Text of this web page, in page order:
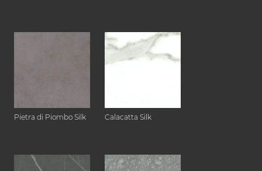
Pietra di Piombo Silk Calacatta Silk